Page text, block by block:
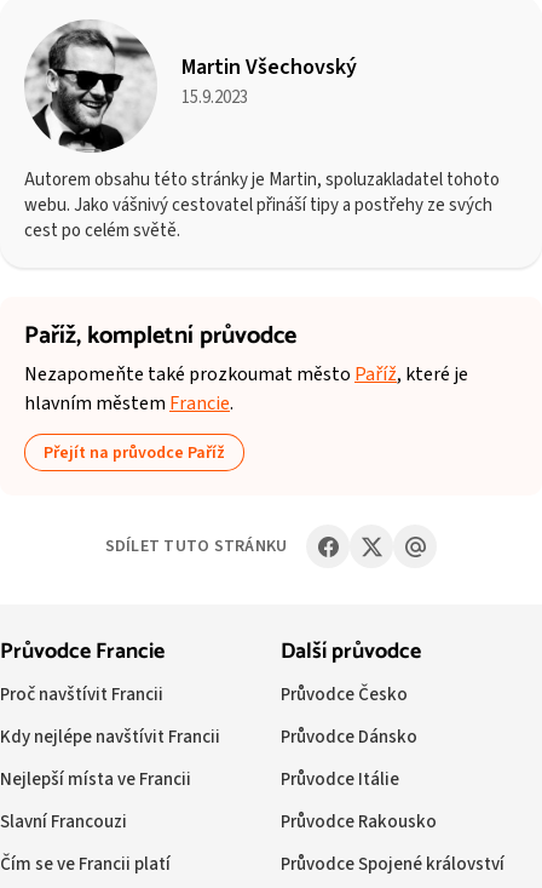
Martin Všechovský
15.9.2023
Autorem obsahu této stránky je Martin, spoluzakladatel tohoto
webu. Jako vášnivý cestovatel přináší tipy a postřehy ze svých
cest po celém světě.
Paříž,kompletní průvodce
Nezapomeňte také prozkoumat městoPaříž, které je
hlavním městemFrancie.
Přejít na průvodce Paříž
SDÍLET TUTO STRÁNKU
Průvodce Francie
Proč navštívit Francii
Kdy nejlépe navštívit Francii
Nejlepší místa ve Francii
Slavní Francouzi
Čím se ve Francii platí
Další průvodce
Průvodce Česko
Průvodce Dánsko
Průvodce Itálie
Průvodce Rakousko
Průvodce Spojené království